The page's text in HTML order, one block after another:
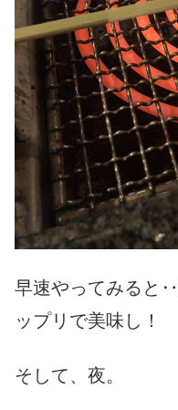
早速やってみると‥
ップリで美味し！
そして、夜。